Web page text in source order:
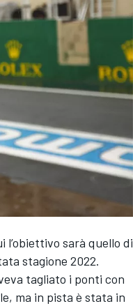
l’obiettivo sarà quello di
stagione 2022.
tagliato i ponti con
ma in pista è stata in